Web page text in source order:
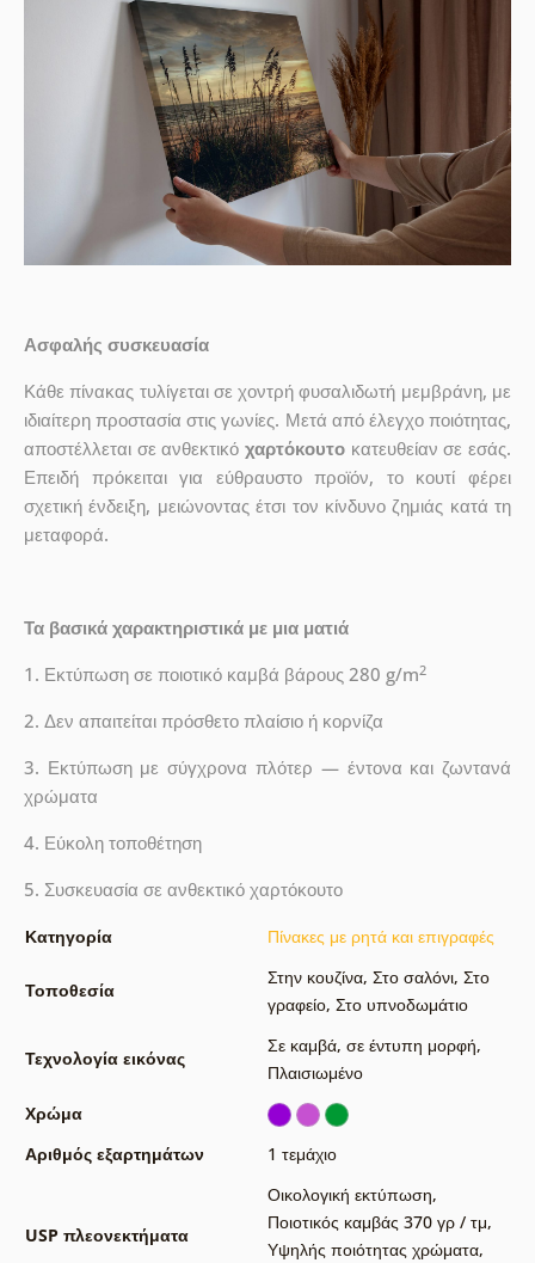
Ασφαλής συσκευασία
Κάθε πίνακας τυλίγεται σε χοντρή φυσαλιδωτή μεμβράνη, με
ιδιαίτερη προστασία στις γωνίες. Μετά από έλεγχο ποιότητας,
αποστέλλεται σε ανθεκτικό χαρτόκουτο κατευθείαν σε εσάς.
Επειδή πρόκειται για εύθραυστο προϊόν, το κουτί φέρει
σχετική ένδειξη, μειώνοντας έτσι τον κίνδυνο ζημιάς κατά τη
μεταφορά.
Τα βασικά χαρακτηριστικά με μια ματιά
1. Εκτύπωση σε ποιοτικό καμβά βάρους 280 g/m2
2. Δεν απαιτείται πρόσθετο πλαίσιο ή κορνίζα
3. Εκτύπωση με σύγχρονα πλότερ — έντονα και ζωντανά
χρώματα
4. Εύκολη τοποθέτηση
5. Συσκευασία σε ανθεκτικό χαρτόκουτο
Κατηγορία Πίνακες με ρητά και επιγραφές
Τοποθεσία
Στην κουζίνα, Στο σαλόνι, Στο
γραφείο, Στο υπνοδωμάτιο
Τεχνολογία εικόνας
Σε καμβά, σε έντυπη μορφή,
Πλαισιωμένο
Χρώμα
Αριθμός εξαρτημάτων
1 τεμάχιο
USP πλεονεκτήματα
Οικολογική εκτύπωση,
Ποιοτικός καμβάς 370 γρ / τμ,
Υψηλής ποιότητας χρώματα,